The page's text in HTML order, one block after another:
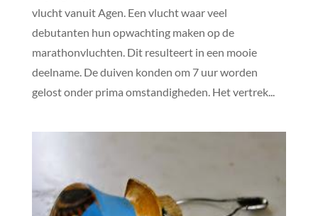
vlucht vanuit Agen. Een vlucht waar veel
debutanten hun opwachting maken op de
marathonvluchten. Dit resulteert in een mooie
deelname. De duiven konden om 7 uur worden
gelost onder prima omstandigheden. Het vertrek...